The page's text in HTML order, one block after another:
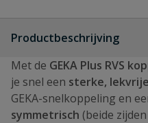
Productbeschrijving
Met de GEKA Plus RVS
je snel een sterke,
GEKA-snelkoppeling en
symmetrisch (beide